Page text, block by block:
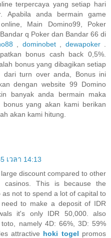
terpercaya yang setiap hari
Apabila anda bermain game
Main Domino99, Poker
q Poker dan Bandar 66 di
dominobet, dewapoker.
bonus cash back 0,5%.
bonus yang dibagikan setiap
dari turn over anda, Bonus ini
dengan website 99 Domino
banyak anda bermain maka
yang akan kami berikan
akan kami hitung.
เวลา 14:13
discount compared to other
casinos. This is because the
as not to spend a lot of capital to
to make a deposit of IDR
it's only IDR 50,000. also
namely 4D: 66%, 3D: 59%
attractive hoki togel promos